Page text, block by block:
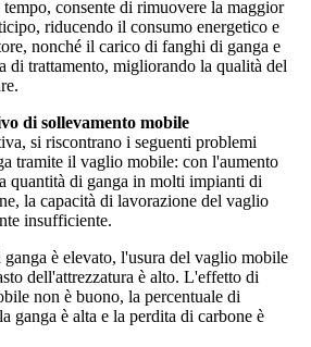
consente di rimuovere la maggior
riducendo il consumo energetico e
nonché il carico di fanghi di ganga e
di trattamento, migliorando la qualità del
di sollevamento mobile
si riscontrano i seguenti problemi
tramite il vaglio mobile: con l'aumento
quantità di ganga in molti impianti di
la capacità di lavorazione del vaglio
insufficiente.
è elevato, l'usura del vaglio mobile
dell'attrezzatura è alto. L'effetto di
non è buono, la percentuale di
ganga è alta e la perdita di carbone è